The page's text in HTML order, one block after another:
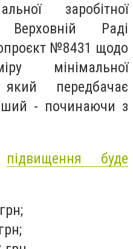
заробітної
Верховній Раді
№8431 щодо
мінімальної
який передбачає
- починаючи з
підвищення буде